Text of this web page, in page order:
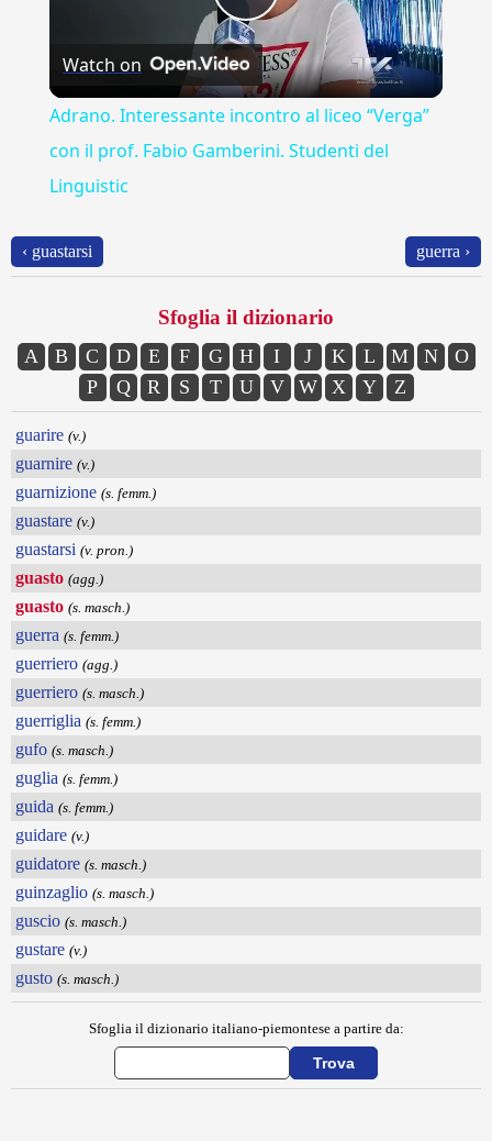
Play
Video
Watch on
Adrano. Interessante incontro al liceo “Verga”
con il prof. Fabio Gamberini. Studenti del
Linguistic
‹ guastarsi guerra ›
Sfoglia il dizionario
A B C D E F G H I J K L M N
O
P
Q R S T U V W X Y Z
guarire (v.)
guarnire (v.)
guarnizione (s. femm.)
guastare (v.)
guastarsi (v. pron.)
guasto (agg.)
guasto (s. masch.)
guerra (s. femm.)
guerriero (agg.)
guerriero (s. masch.)
guerriglia (s. femm.)
gufo (s. masch.)
guglia (s. femm.)
guida (s. femm.)
guidare (v.)
guidatore (s. masch.)
guinzaglio (s. masch.)
guscio (s. masch.)
gustare (v.)
gusto (s. masch.)
Sfoglia il dizionario italiano-piemontese a partire da: